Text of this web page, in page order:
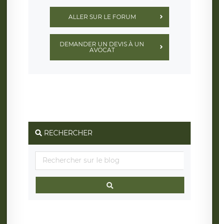
ALLER SUR LE FORUM
DEMANDER UN DEVIS À UN
AVOCAT
RECHERCHER